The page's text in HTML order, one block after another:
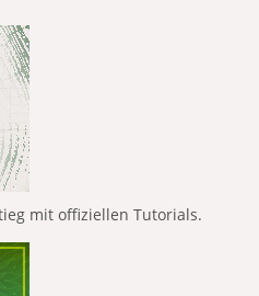
mit offiziellen Tutorials.